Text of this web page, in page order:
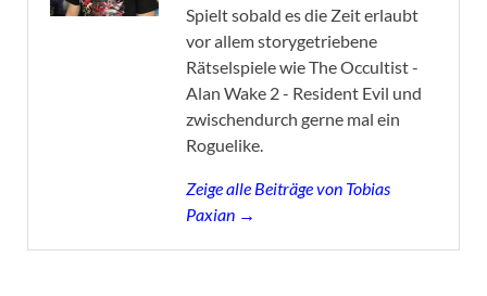
Spielt sobald es die Zeit erlaubt
vor allem storygetriebene
Rätselspiele wie The Occultist -
Alan Wake 2 - Resident Evil und
zwischendurch gerne mal ein
Roguelike.
Zeige alle Beiträge von Tobias
Paxian →